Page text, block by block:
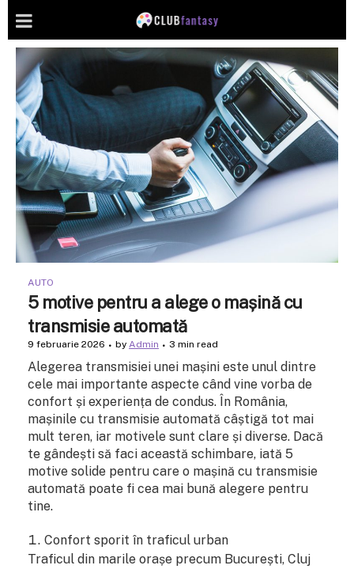
AUTO
5 motive pentru a alege o mașină cu
transmisie automată
9 februarie 2026 by Admin 3 min read
Alegerea transmisiei unei mașini este unul dintre
cele mai importante aspecte când vine vorba de
confort și experiența de condus. În România,
mașinile cu transmisie automată câștigă tot mai
mult teren, iar motivele sunt clare și diverse. Dacă
te gândești să faci această schimbare, iată 5
motive solide pentru care o mașină cu transmisie
automată poate fi cea mai bună alegere pentru
tine.
Confort sporit în traficul urban
Traficul din marile orașe precum București, Cluj